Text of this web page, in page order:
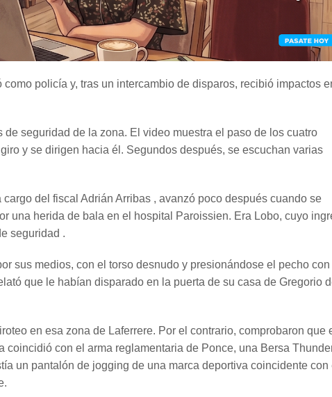
policía y, tras un intercambio de disparos, recibió impactos
seguridad de la zona. El video muestra el paso de los cuatro
y se dirigen hacia él. Segundos después, se escuchan varias
del fiscal Adrián Arribas , avanzó poco después cuando se
una herida de bala en el hospital Paroissien. Era Lobo, cuyo
seguridad .
sus medios, con el torso desnudo y presionándose el pecho
que le habían disparado en la puerta de su casa de Gregorio
en esa zona de Laferrere. Por el contrario, comprobaron que
con el arma reglamentaria de Ponce, una Bersa
un pantalón de jogging de una marca deportiva coincidente con